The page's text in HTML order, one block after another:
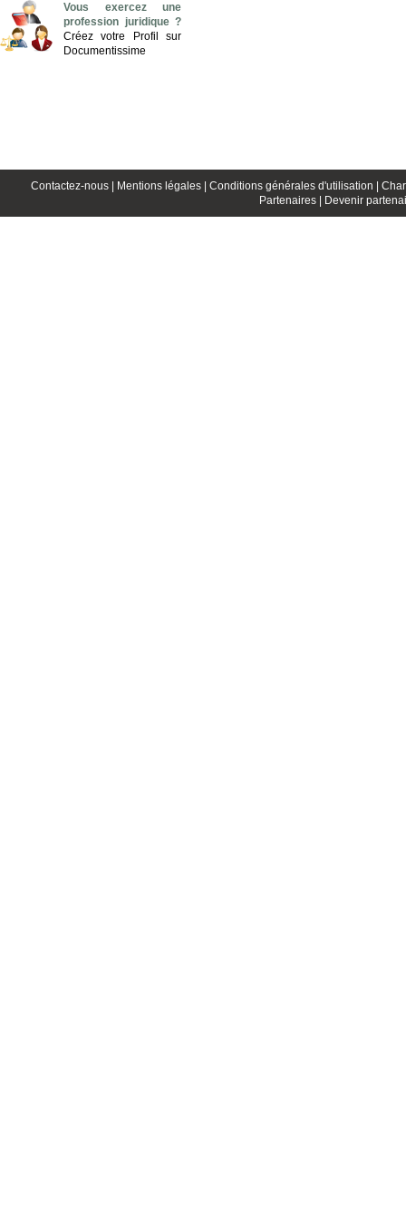
Vous exercez une
profession juridique ?
Créez votre Profil sur
Documentissime
Contactez-nous | Mentions légales | Conditions générales d'utilisation |
Partenaires |
Devenir